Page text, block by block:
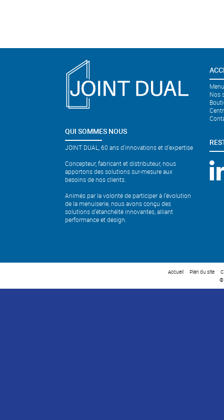
QUI SOMMES NOUS
JOINT DUAL, 60 ans d'innovations et d'expertise
Concepteur, fabricant et distributeur, nous
apportons des solutions sur-mesure aux
besoins de nos clients.
Animés par la volonté de participer à l’évolution
de la menuiserie, nous avons conçu des
solutions d’étanchéité innovantes, alliant
performance et design.
Nos
Accueil Plan du site
©